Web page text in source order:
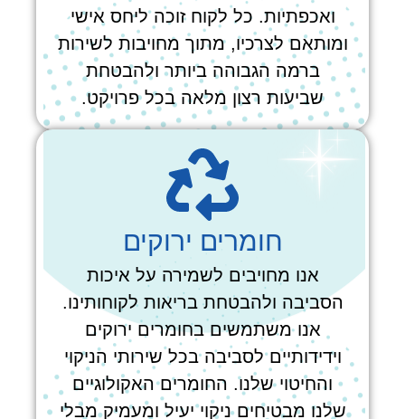
ואכפתיות. כל לקוח זוכה ליחס אישי
ומותאם לצרכיו, מתוך מחויבות לשירות
ברמה הגבוהה ביותר ולהבטחת
שביעות רצון מלאה בכל פרויקט.
חומרים ירוקים
אנו מחויבים לשמירה על איכות
הסביבה ולהבטחת בריאות לקוחותינו.
אנו משתמשים בחומרים ירוקים
וידידותיים לסביבה בכל שירותי הניקוי
והחיטוי שלנו. החומרים האקולוגיים
שלנו מבטיחים ניקוי יעיל ומעמיק מבלי